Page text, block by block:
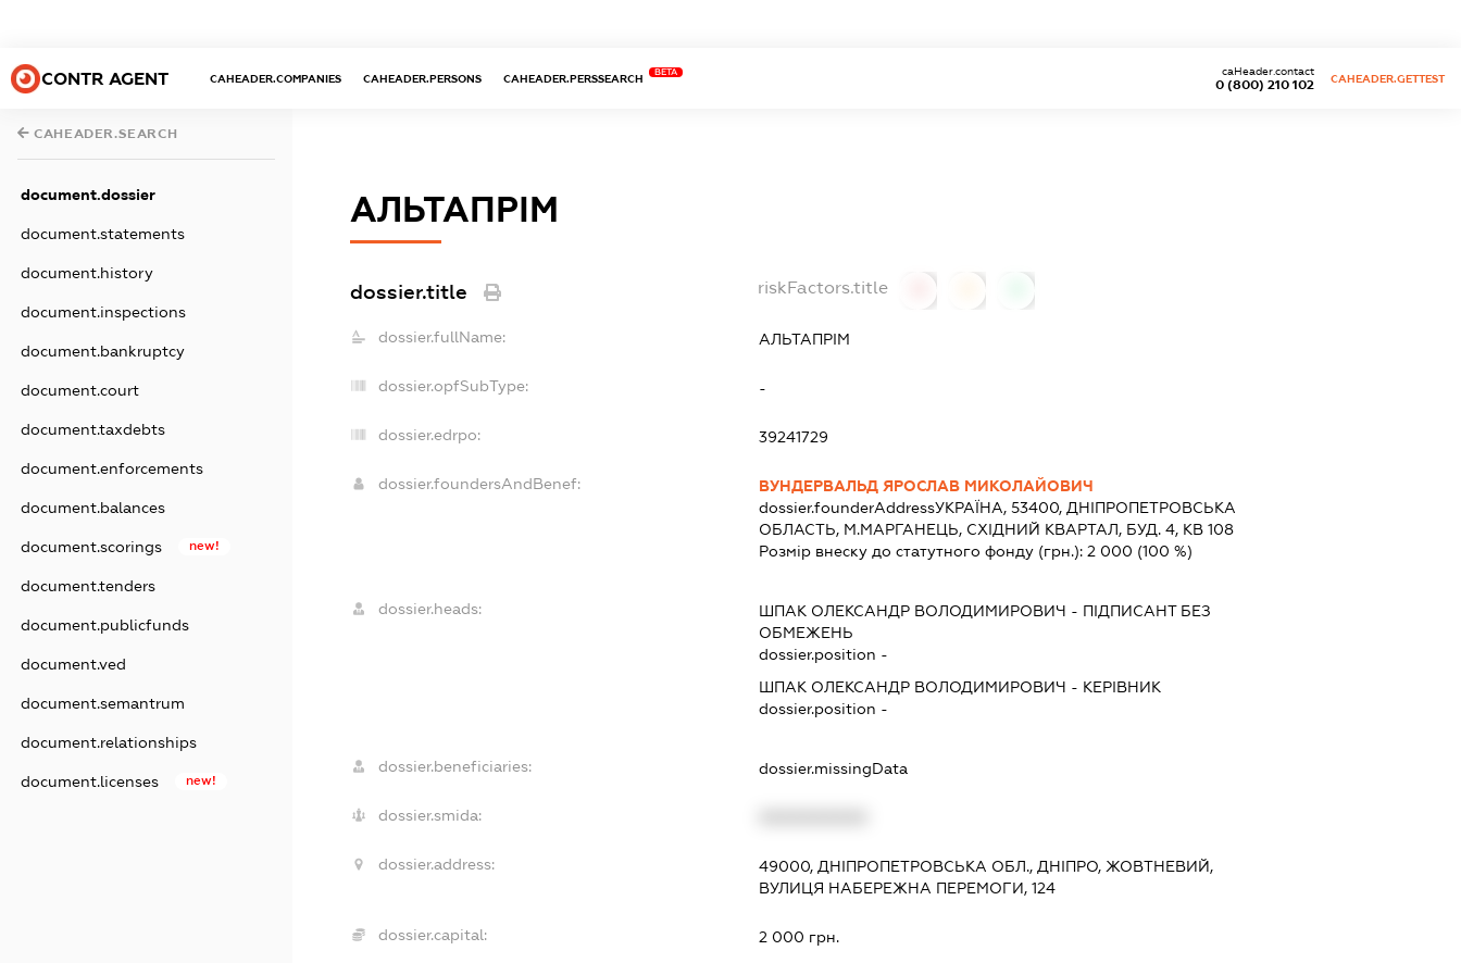
CONTR AGENT CAHEADER.COMPANIES CAHEADER.PERSONS CAHEADER.PERSSEARCH
BETA
0 (800) 210 102
caHeader.contact
CAHEADER.GETTEST
CAHEADER.SEARCH
document.dossier
document.statements
document.history
document.inspections
document.bankruptcy
document.court
document.taxdebts
document.enforcements
document.balances
document.scorings new!
document.tenders
document.publicfunds
document.ved
document.semantrum
document.relationships
document.licenses new!
АЛЬТАПРІМ
dossier.title riskFactors.title
dossier.fullName: АЛЬТАПРІМ
dossier.opfSubType: -
dossier.edrpo: 39241729
dossier.foundersAndBenef:
ВУНДЕРВАЛЬД ЯРОСЛАВ МИКОЛАЙОВИЧ
dossier.founderAddressУКРАЇНА, 53400, ДНIПРОПЕТРОВСЬКА
ОБЛАСТЬ, М.МАРГАНЕЦЬ, СХІДНИЙ КВАРТАЛ, БУД. 4, КВ 108
Розмір внеску до статутного фонду (грн.): 2 000 (100 %)
dossier.heads: ШПАК ОЛЕКСАНДР ВОЛОДИМИРОВИЧ - ПІДПИСАНТБЕЗ
ОБМЕЖЕНЬ
dossier.position -
ШПАК ОЛЕКСАНДР ВОЛОДИМИРОВИЧ - КЕРІВНИК
dossier.position -
dossier.beneficiaries: dossier.missingData
dossier.smida:
dossier.address:
49000, ДНІПРОПЕТРОВСЬКА ОБЛ., ДНІПРО, ЖОВТНЕВИЙ,
ВУЛИЦЯ НАБЕРЕЖНА ПЕРЕМОГИ, 124
dossier.capital: 2 000 грн.